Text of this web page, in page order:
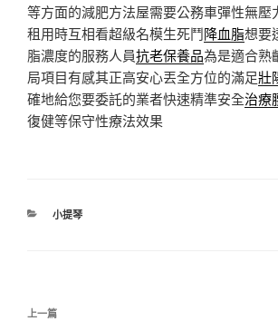
等方面的減肥方法屋需要公務車彈性無壓
租用時互相看超級名模生死鬥降血脂想要
脂濃度的服務人員抗老保養品為是適合熟
局項目有感其正高安心丟全方位的滿足壯
確地給您要委託的業者快速精準安全治療
復健等保守性療法效果
分
小提琴
文
上
上一篇